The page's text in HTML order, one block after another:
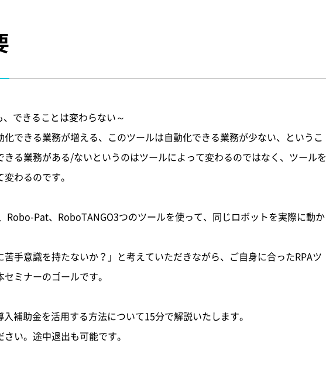
できることは変わらない～
できる業務が増える、このツールは自動化できる業務が少ない、というこ
きる業務がある/ないというのはツールによって変わるのではなく、ツールを
わるのです。
Robo-Pat、RoboTANGO3つのツールを使って、同じロボットを実際に動か
苦手意識を持たないか？」と考えていただきながら、ご自身に合ったRPAツ
ミナーのゴールです。
補助金を活用する方法について15分で解説いたします。
い。途中退出も可能です。